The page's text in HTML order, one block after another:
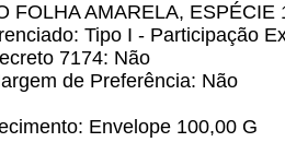
FOLHA AMARELA, ESPÉCIE
Tipo I - Participação
7174: Não
de Preferência: Não
Envelope 100,00 G